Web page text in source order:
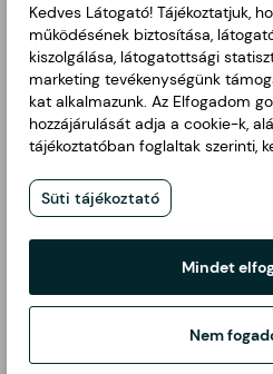
🥘Csak melegítsd fel, és
kolbásszal
🔥 Grillezett húsokhoz és
🍳 Tojásos ételekhez, ha
szeretnél
🌯 Tortillába, wrapbe
fogásokhoz
Kapcsolódó
Kedves Látogató! Tájékoztatjuk,
működésének biztosítása,
kiszolgálása, látogatottsági
marketing tevékenységünk
kat alkalmazunk. Az Elfogadom
hozzájárulását adja a cookie-k,
tájékoztatóban foglaltak szerinti,
Süti tájékoztató
Mindet
Nem